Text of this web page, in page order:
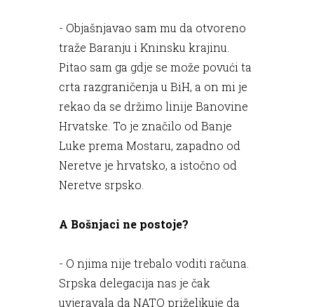
- Objašnjavao sam mu da otvoreno
traže Baranju i Kninsku krajinu.
Pitao sam ga gdje se može povući ta
crta razgraničenja u BiH, a on mi je
rekao da se držimo linije Banovine
Hrvatske. To je značilo od Banje
Luke prema Mostaru, zapadno od
Neretve je hrvatsko, a istočno od
Neretve srpsko.
A Bošnjaci ne postoje?
- O njima nije trebalo voditi računa.
Srpska delegacija nas je čak
uvjeravala da NATO priželjkuje da